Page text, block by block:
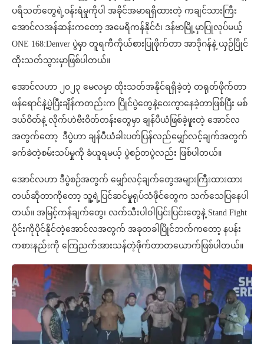
ပရိသတ်တွေရဲ့ဝန်းရံမှုကိုပါ အခိုင်အမာရရှိထားတဲ့ ကချင်သားကြီး
အောင်လအန်ဆန်းကတော့ အမေရိကန်နိုင်ငံ၊ ဒန်ဗာမြို့မှာပြုလုပ်မယ့်
ONE 168:Denver ပွဲမှာ တူရကီကိုယ်စားပြုဖိုက်တာ အာဒိုဂန်နဲ့ ယှဉ်ပြိုင်
ထိုးသတ်သွားမှာဖြစ်ပါတယ်။
အောင်လဟာ ၂၀၂၃ မေလမှာ ထိုးသတ်အနိုင်ရရှိခဲ့တဲ့ တရုတ်ဖိုက်တာ
ဖန်ရောင်နဲ့ပွဲပြီးချိန်ကတည်းက ပြိုင်ပွဲတွေနဲ့ဝေးကွာနေခဲ့တာဖြစ်ပြီး မစ်
ဒယ်ဝိတ်နဲ့ လိုက်ဟဲဗီးဝိတ်တန်းတွေမှာ ချန်ပီယံဖြစ်ခဲ့ဖူးတဲ့ အောင်လ
အတွက်တော့ ဒီပွဲဟာ ချန်ပီယံခါးပတ်ပြန်လည်မျှော်လင့်ချက်အတွက်
ခက်ခဲတဲ့စမ်းသပ်မှုကို ခံယူရမယ့် ပွဲစဉ်တပွဲလည်း ဖြစ်ပါတယ်။
အောင်လဟာ ဒီပွဲစဉ်အတွက် မျှော်လင့်ချက်တွေအများကြီးထားထား
တယ်ဆိုတာကိုတော့ သူ့ရဲ့ပြင်ဆင်မှုရုပ်သံဖိုင်တွေက သက်သေပြနေပါ
တယ်။ အမြင့်ကန်ချက်တွေ၊ လက်သီးပါဝါပြင်းပြင်းတွေနဲ့ Stand Fight
ပိုင်းကိုပိုင်နိုင်တဲ့အောင်လအတွက် အခုတခါပြိုင်ဘက်ကတော့ နပန်း
ကစားနည်းကို ကြေညက်အားသန်တဲ့ဖိုက်တာတယောက်ဖြစ်ပါတယ်။